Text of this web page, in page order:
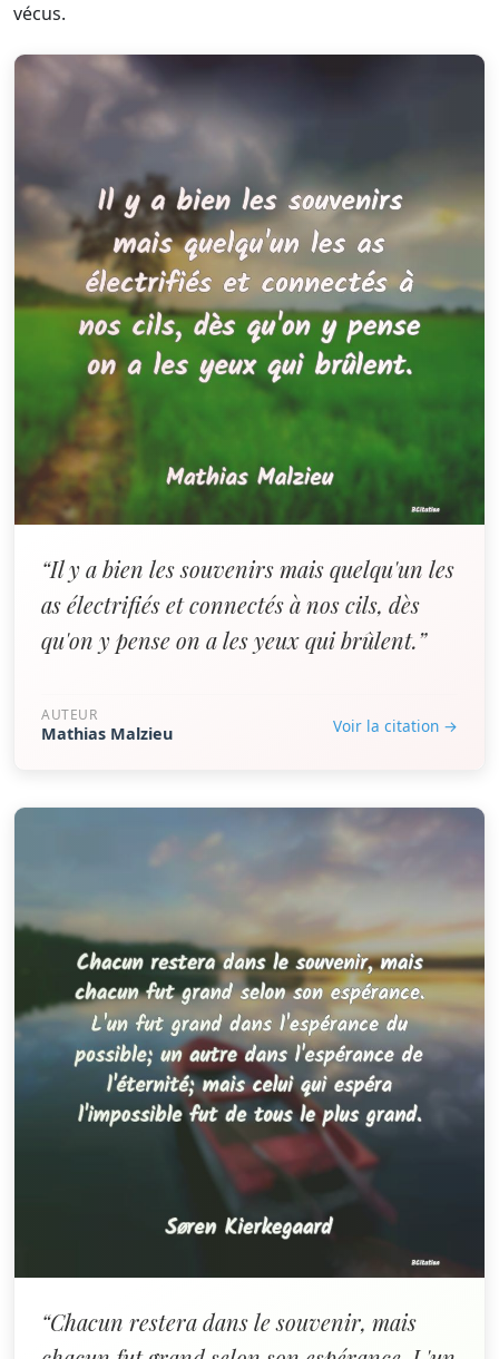
vécus.
“Il y a bien les souvenirs mais quelqu'un les
as électrifiés et connectés à nos cils, dès
qu'on y pense on a les yeux qui brûlent.”
AUTEUR
Mathias Malzieu Voir la citation →
“Chacun restera dans le souvenir, mais